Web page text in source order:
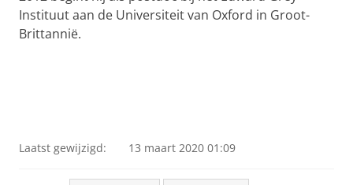
Instituut aan de Universiteit van Oxford in Groot-
Brittannië.
Laatst gewijzigd: 13 maart 2020 01:09